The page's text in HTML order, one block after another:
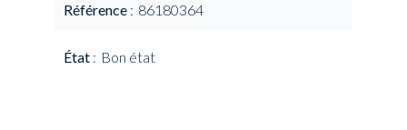
Référence 86180364
État Bon état